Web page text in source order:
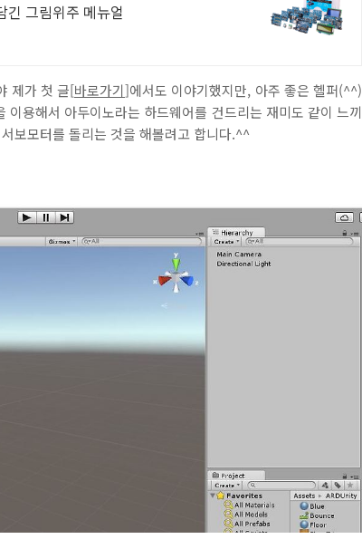
긴 그림위주 메뉴얼
제가 첫 글[바로가기]에서도 이야기했지만, 아주 좋은 헬퍼(^^)
용해서 아두이노라는 하드웨어를 건드리는 재미도 같이 느끼
보모터를 돌리는 것을 해볼려고 합니다.^^